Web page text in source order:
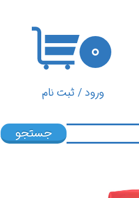
ورود/ ثبت نام
۰
جستجو